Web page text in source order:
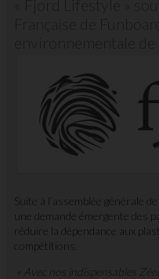
Suite à l’assemblée générale
une demande émergente des
réduire la dépendance aux
compétitions.
« Avec nos indispensables